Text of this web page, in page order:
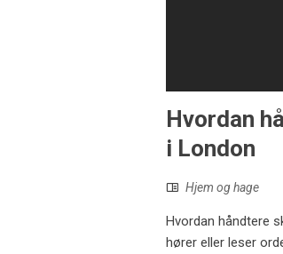
Hvordan
i London
Hjem og hage
Hvordan håndtere
hører eller leser